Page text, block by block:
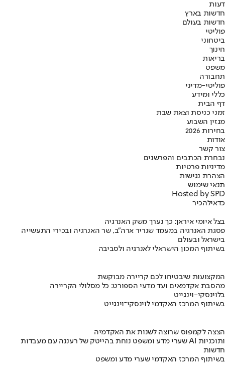
דעות
חדשות בארץ
חדשות בעולם
פוליטי
ביטחוני
חינוך
בריאות
משפט
תחבורה
פוליטי-מדיני
כללי ומידע
דף הבית
זמני כניסת וצאת שבת
מגזין השבוע
בחירות 2026
אודות
צור קשר
נבחרת הכתבים והפרשנים
מדיניות פרטיות
הצהרת נגישות
תנאי שימוש
Hosted by SPD
כדאילהכיר
בצל איומי איראן: כך נערך משק האנרגיה
פסגת האנרגיה במעמד שגריר ארה"ב, שר האנרגיה ובכירי התעשייה
בישראל ובעולם
בשיתוף המכון הישראלי לאנרגיה ולסביבה
המקצועות שיבטיחו לכם קריירה מבוקשת
מהסבת אקדמאים ועד מדעי הספורט: כל מסלולי הקריירה
בלוינסקי-וינגייט
בשיתוף המרכז האקדמי לוינסקי־וינגייט
הצצה לקמפוס שרוצה לשנות את האקדמיה
שערי מדע ומשפט נוחת בהייטק של רעננה עם מעבדות AI ותוכניות
חדשות
בשיתוף המרכז האקדמי שערי מדע ומשפט